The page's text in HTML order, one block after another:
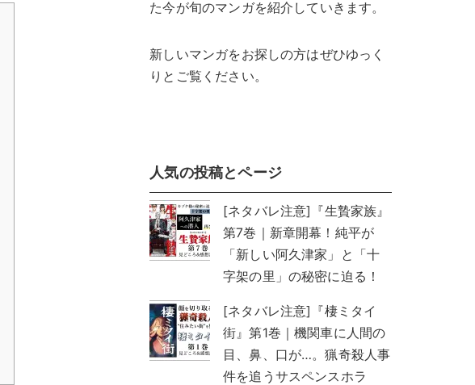
た今が旬のマンガを紹介していきます。
新しいマンガをお探しの方はぜひゆっく
りとご覧ください。
人気の投稿とページ
[ネタバレ注意]『生贄家族』
第7巻｜新章開幕！純平が
「新しい阿久津家」と「十
字架の里」の秘密に迫る！
[ネタバレ注意]『棲ミタイ
街』第1巻｜機関車に人間の
目、鼻、口が…。猟奇殺人事
件を追うサスペンスホラ